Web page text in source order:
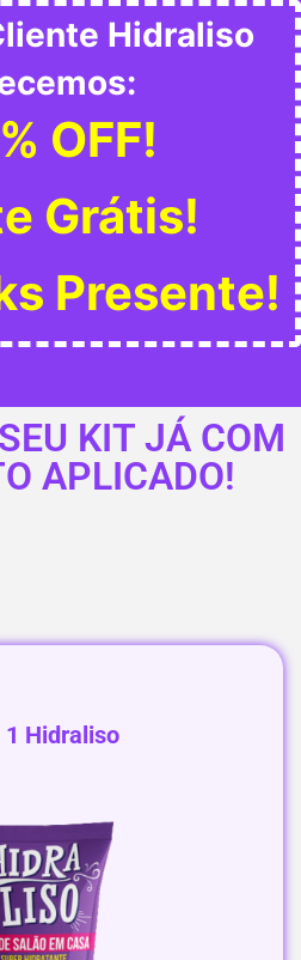
Hidraliso
OFF!
Grátis!
Presente!
KIT JÁ COM
APLICADO!
1 Hidraliso